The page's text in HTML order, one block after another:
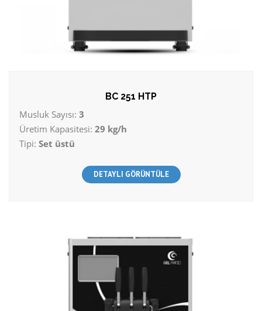
BC 251 HTP
Musluk Sayısı: 3
Üretim Kapasitesi: 29 kg/h
Tipi: Set üstü
DETAYLI GÖRÜNTÜLE